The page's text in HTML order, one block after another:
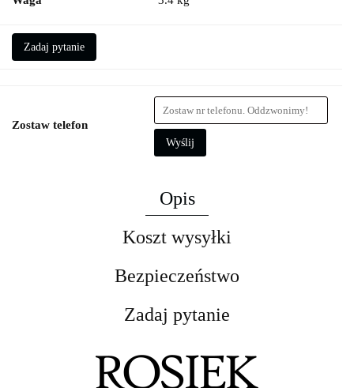
Zadaj pytanie
Zostaw telefon
Wyślij
Opis
Koszt wysyłki
Bezpieczeństwo
Zadaj pytanie